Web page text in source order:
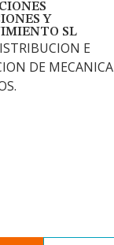
Y
SL
E
DE MECANICA